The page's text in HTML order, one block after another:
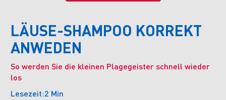
LÄUSE-SHAMPOO KORREKT
ANWEDEN
So werden Sie die kleinen Plagegeister schnell wieder
los
Lesezeit:2 Min